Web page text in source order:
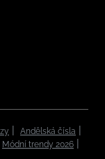
Andělská čísla
Módní trendy 2026